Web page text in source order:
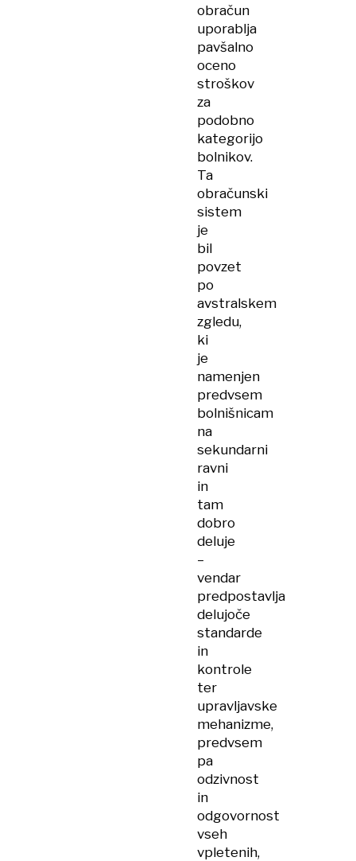
obračun
uporablja
pavšalno
oceno
stroškov
za
podobno
kategorijo
bolnikov.
Ta
obračunski
sistem
je
bil
povzet
po
avstralskem
zgledu,
ki
je
namenjen
predvsem
bolnišnicam
na
sekundarni
ravni
in
tam
dobro
deluje
–
vendar
predpostavlja
delujoče
standarde
in
kontrole
ter
upravljavske
mehanizme,
predvsem
pa
odzivnost
in
odgovornost
vseh
vpletenih,